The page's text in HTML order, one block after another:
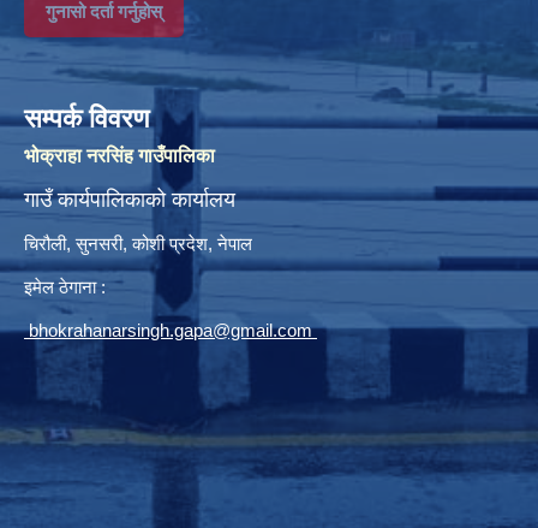
गुनासो दर्ता गर्नुहोस्
सम्पर्क विवरण
भोक्राहा नरसिंह गाउँपालिका
गाउँ कार्यपालिकाको कार्यालय
चिरौली, सुनसरी, कोशी प्रदेश, नेपाल
इमेल ठेगाना :
bhokrahanarsingh.gapa@gmail.com